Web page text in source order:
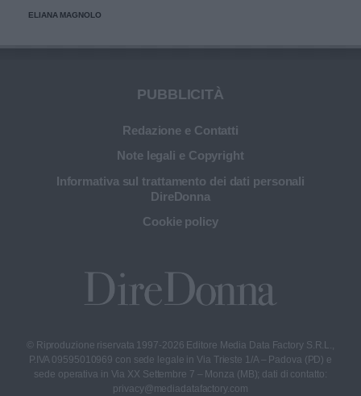
trasmissione televisiva.
ELIANA MAGNOLO
PUBBLICITÀ
Redazione e Contatti
Note legali e Copyright
Informativa sul trattamento dei dati personali
DireDonna
Cookie policy
© Riproduzione riservata 1997-2026 Editore Media Data Factory S.R.L.,
P.IVA 09595010969 con sede legale in Via Trieste 1/A – Padova (PD) e
sede operativa in Via XX Settembre 7 – Monza (MB); dati di contatto:
privacy@mediadatafactory.com